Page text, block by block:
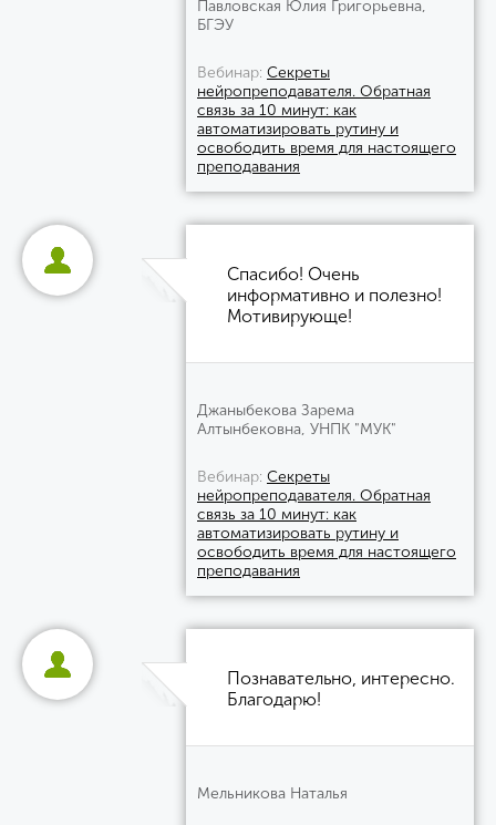
Павловская Юлия Григорьевна,
БГЭУ
Вебинар Секреты
нейропреподавателя. Обратная
связь за 10 минут: как
автоматизировать рутину и
освободить время для настоящего
преподавания
Спасибо! Очень
информативно и полезно!
Мотивирующе!
Джаныбекова Зарема
Алтынбековна, УНПК "МУК"
Вебинар Секреты
нейропреподавателя. Обратная
связь за 10 минут: как
автоматизировать рутину и
освободить время для настоящего
преподавания
Познавательно, интересно.
Благодарю!
Мельникова Наталья